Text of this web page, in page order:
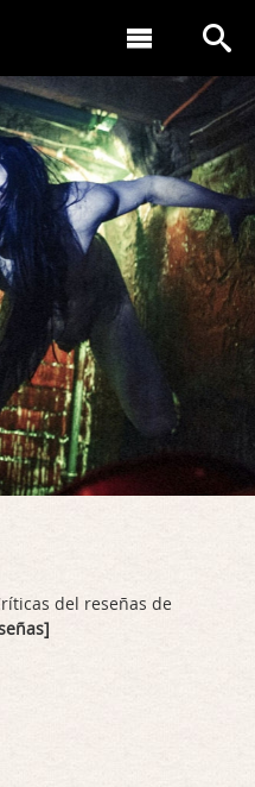
del reseñas de